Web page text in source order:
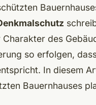
des
so erfolgen,
In diesem
Bauernhauses